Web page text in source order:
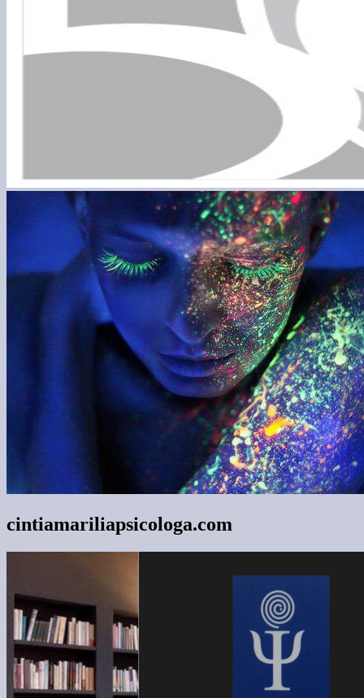
cintiamariliapsicologa.com